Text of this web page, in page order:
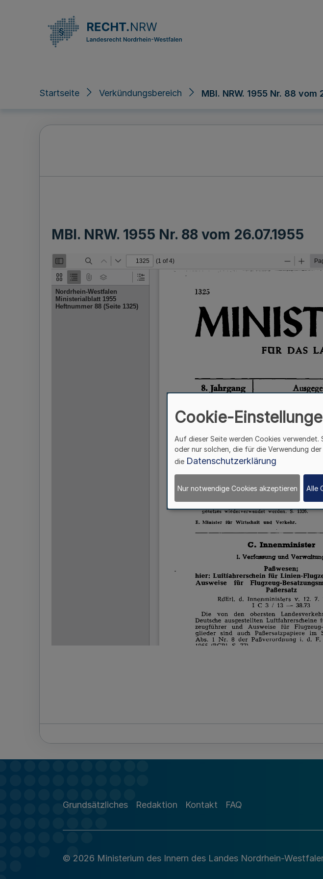
Startseite Verkündungsbereich MBl. NRW. 1955 Nr. 88 vom
MBl. NRW. 1955 Nr. 88 vom 26.07.1955
Grundsätzliches Redaktion Kontakt FAQ
© 2026 Ministerium des Innern des Landes Nordrhein-
Cookie-
Auf dieser Seite werden Cookies verwendet.
oder nur solchen, die für die Verwendung
die Datenschutzerklärung
Nur notwendige Cookies akzeptieren Alle